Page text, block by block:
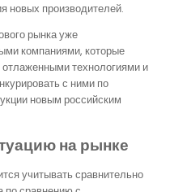
новых производителей.
рынка уже
компаниями, которые
технологиями и
с ними по
новым российским
на рынке
учитывать сравнительно